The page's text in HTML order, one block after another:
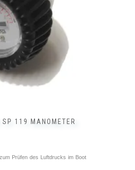
SP 119 MANOMETER
Prüfen des Luftdrucks im Boot